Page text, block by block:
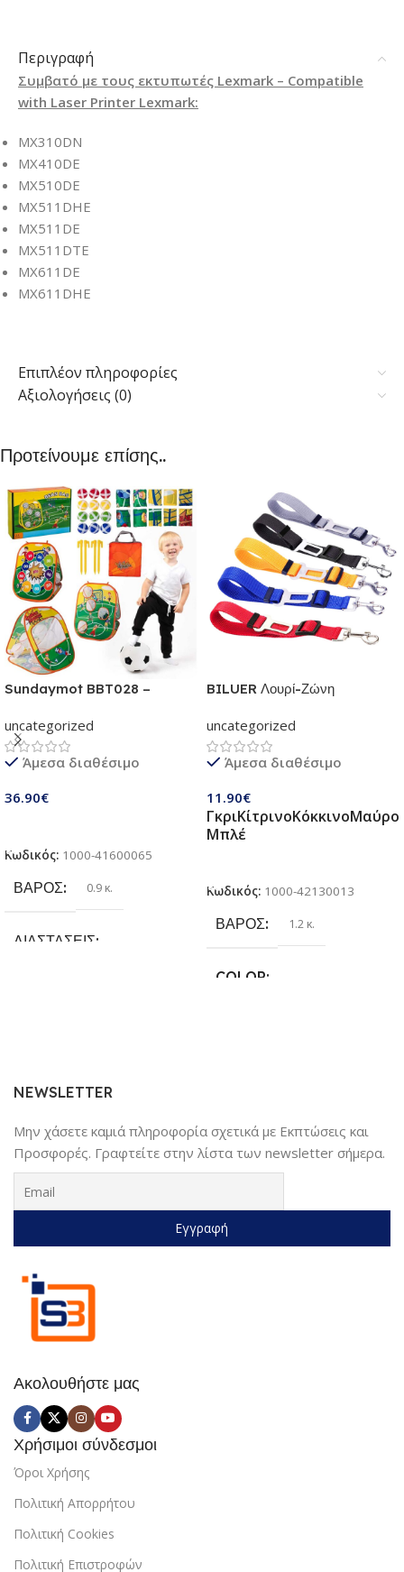
Περιγραφή
Συμβατό με τους εκτυπωτές Lexmark – Compatible
with Laser Printer Lexmark:
MX310DN
MX410DE
MX510DE
MX511DHE
MX511DE
MX511DTE
MX611DE
MX611DHE
Επιπλέον πληροφορίες
Αξιολογήσεις (0)
Προτείνουμε επίσης..
Sundaymot BBT028 –
εσωτερικού χώρου για παιδιά |
Παιχνίδι δραστηριότητας για
παιδιά 3 σε 1 | Σετ πτυσσόμενα
τσάντα φασολιών,
για παιδιά 3 + ετών
uncategorized
Άμεσα διαθέσιμο
36.90€
Κωδικός: 1000-41600065
ΒΆΡΟΣ 0.9 κ.
ΔΙΑΣΤΆΣΕΙΣ
Sundaymot
BILUER Λουρί-Ζώνη
για Σκύλους και Γάτες | Με
ελαστικό ιμάντα Ρυθμιζόμενος |
Κάνει για όλες τις Ράτσες
uncategorized
Άμεσα διαθέσιμο
11.90€
ΓκριΚίτρινοΚόκκινοΜαύρο
Μπλέ
Κωδικός: 1000-42130013
ΒΆΡΟΣ 1.2 κ.
COLOR
Ακολουθήστε μας
Χρήσιμοι σύνδεσμοι
Όροι Χρήσης
Πολιτική Απορρήτου
Πολιτική Cookies
Πολιτική Επιστροφών
NEWSLETTER
Μην χάσετε καμιά πληροφορία σχετικά με Εκπτώσεις και
Προσφορές. Γραφτείτε στην λίστα των newsletter σήμερα.